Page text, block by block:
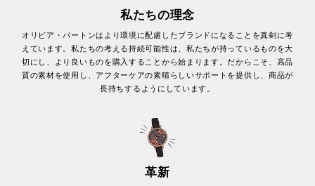
私たちの理念
オリビア・バートンはより環境に配慮したブランドになることを真剣に考
えています。私たちの考える持続可能性は、私たちが持っているものを大
切にし、より良いものを購入することから始まります。だからこそ、高品
質の素材を使用し、アフターケアの素晴らしいサポートを提供し、商品が
長持ちするようにしています。
革新